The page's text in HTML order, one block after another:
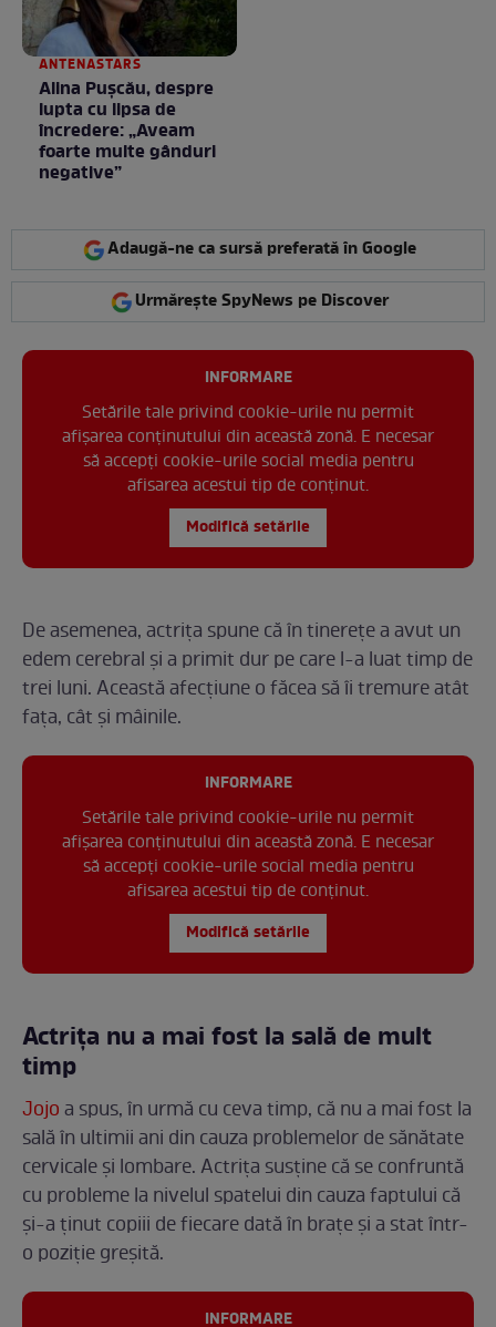
ANTENASTARS
Alina Pușcău, despre
lupta cu lipsa de
încredere: „Aveam
foarte multe gânduri
negative”
Adaugă-ne ca sursă preferată în Google
Urmărește SpyNews pe Discover
INFORMARE
Setările tale privind cookie-urile nu permit
afișarea conținutului din această zonă. E necesar
să accepți cookie-urile social media pentru
afisarea acestui tip de conținut.
Modifică setările
De asemenea, actrița spune că în tinerețe a avut un
edem cerebral și a primit dur pe care l-a luat timp de
trei luni. Această afecțiune o făcea să îi tremure atât
fața, cât și mâinile.
INFORMARE
Setările tale privind cookie-urile nu permit
afișarea conținutului din această zonă. E necesar
să accepți cookie-urile social media pentru
afisarea acestui tip de conținut.
Modifică setările
Actrița nu a mai fost la sală de mult
timp
Jojoa spus, în urmă cu ceva timp, că nu a mai fost la
sală în ultimii ani din cauza problemelor de sănătate
cervicale și lombare. Actrița susține că se confruntă
cu probleme la nivelul spatelui din cauza faptului că
și-a ținut copiii de fiecare dată în brațe și a stat într-
o poziție greșită.
INFORMARE